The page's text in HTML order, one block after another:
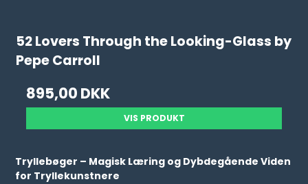
52 Lovers Through the Looking-Glass by
Pepe Carroll
895,00 DKK
VIS PRODUKT
Tryllebøger – Magisk Læring og Dybdegående Viden
for Tryllekunstnere